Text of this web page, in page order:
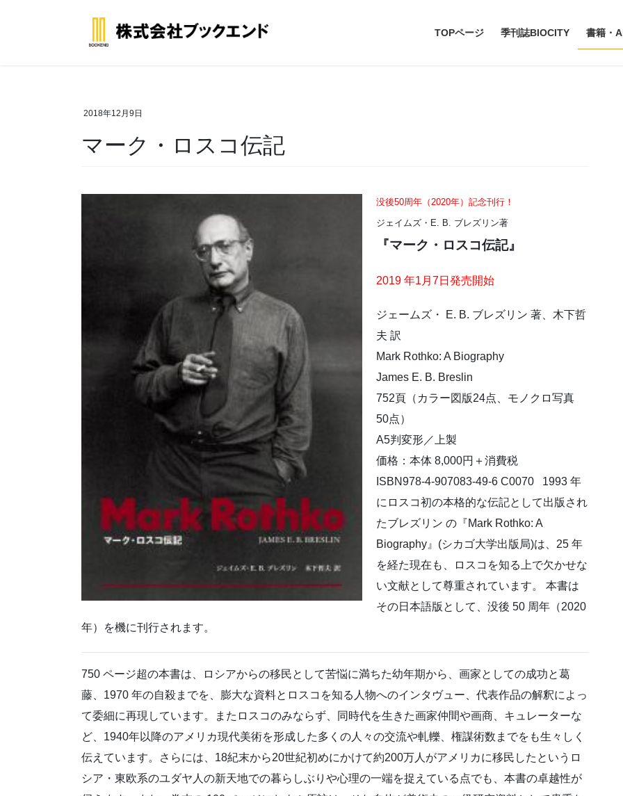
TOPページ 季刊誌BIOCITY 書籍・
2018年12月9日
マーク・ロスコ伝記
没後50周年（2020年）記念刊行！
ジェイムズ・E. B. ブレズリン著
『マーク・ロスコ伝記』
2019 年1月7日発売開始
ジェームズ・ E. B. ブレズリン 著、木下哲
夫 訳
Mark Rothko: A Biography
James E. B. Breslin
752頁（カラー図版24点、モノクロ写真
50点）
A5判変形／上製
価格：本体 8,000円＋消費税
ISBN978-4-907083-49-6 C0070 1993 年
にロスコ初の本格的な伝記として出版され
たブレズリン の『Mark Rothko: A
Biography』(シカゴ大学出版局)は、25 年
を経た現在も、ロスコを知る上で欠かせな
い文献として尊重されています。 本書は
その日本語版として、没後 50 周年（2020
年）を機に刊行されます。
750 ページ超の本書は、ロシアからの移民として苦悩に満ちた幼年期から、画家としての成功と葛
藤、1970 年の自殺までを、膨大な資料とロスコを知る人物へのインタヴュー、代表作品の解釈によっ
て委細に再現しています。またロスコのみならず、同時代を生きた画家仲間や画商、キュレーターな
ど、1940年以降のアメリカ現代美術を形成した多くの人々の交流や軋轢、権謀術数までをも生々しく
伝えています。さらには、18紀末から20世紀初めにかけて約200万人がアメリカに移民したというロ
シア・東欧系のユダヤ人の新天地での暮らしぶりや心理の一端を捉えている点でも、本書の卓越性が